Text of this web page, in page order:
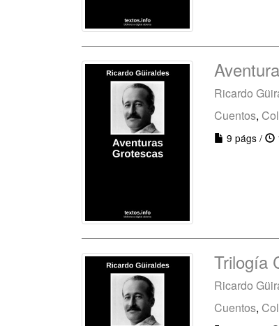
Ricardo
Cuentos,
9 págs /
Trilogía
Ricardo
Cuentos,